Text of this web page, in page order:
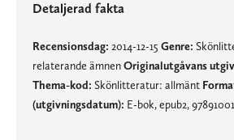
Detaljerad fakta
Recensionsdag: 2014-12-15 Genre:
relaterande ämnenOriginalutgåvans
Thema-kod: Skönlitteratur: allmänt
(utgivningsdatum): E-bok, epub2,